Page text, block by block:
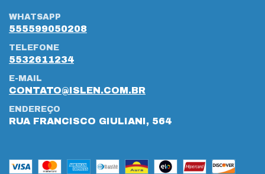
WHATSAPP
555599050208
TELEFONE
5532611234
E-MAIL
CONTATO@ISLEN.COM.BR
ENDEREÇO
RUA FRANCISCO GIULIANI, 564